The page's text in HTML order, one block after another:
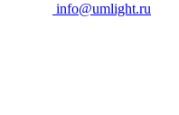
info@umlight.ru